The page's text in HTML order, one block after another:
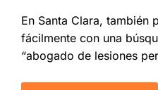
En Santa Clara, también
fácilmente con una
“abogado de lesiones